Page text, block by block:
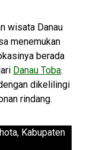
wisata Danau
menemukan
berada
Danau Toba.
dikelilingi
rindang.
Kabupaten